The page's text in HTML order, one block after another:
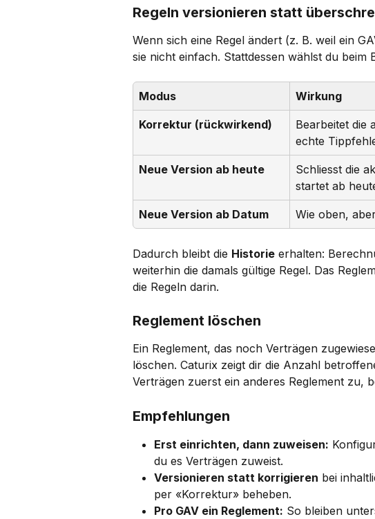
Regeln versionieren statt
Wenn sich eine Regel ändert (z. B. weil ein
sie nicht einfach. Stattdessen wählst du beim
Modus Wirkung
Korrektur (rückwirkend)
Bearbeitet die
echte
Neue Version ab heute
Schliesst die
startet ab
Neue Version ab Datum Wie oben,
Dadurch bleibt die Historie erhalten:
weiterhin die damals gültige Regel. Das
die Regeln darin.
Reglement löschen
Ein Reglement, das noch Verträgen
löschen. Caturix zeigt dir die Anzahl
Verträgen zuerst ein anderes Reglement zu,
Empfehlungen
Erst einrichten, dann zuweisen:
du es Verträgen zuweist.
Versionieren statt korrigieren bei
per «Korrektur» beheben.
Pro GAV ein Reglement: So bleiben